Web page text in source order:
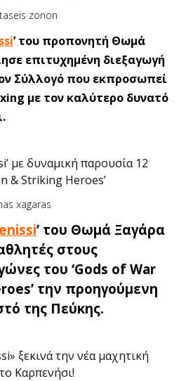
’ του προπονητή Θωμά
επιτυχημένη διεξαγωγή
Σύλλογό που εκπροσωπεί
με τον καλύτερο δυνατό
με δυναμική παρουσία 12
& Striking Heroes’
’ του Θωμά Ξαγάρα
στους
του ‘Gods of War
την προηγούμενη
της Πεύκης.
ξεκινά την νέα μαχητική
Καρπενήσι!